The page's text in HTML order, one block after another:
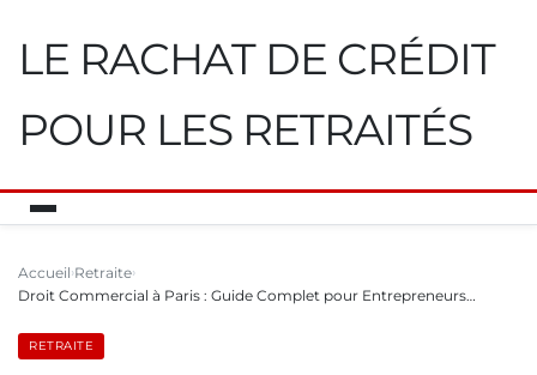
LE RACHAT DE CRÉDIT
POUR LES RETRAITÉS
Accueil Retraite
Droit Commercial à Paris : Guide Complet pour Entrepreneurs…
RETRAITE